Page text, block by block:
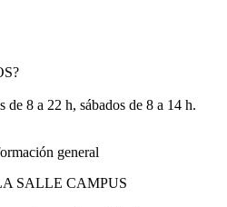
de 8 a 22 h, sábados de 8 a 14 h.
general
SALLE CAMPUS